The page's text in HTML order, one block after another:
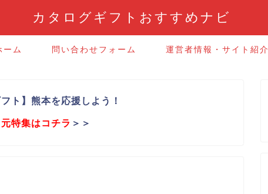
カタログギフトおすすめナビ
ーム 問い合わせフォーム 運営者情報・サイト紹介
ト】熊本を応援しよう！
特集はコチラ ＞＞